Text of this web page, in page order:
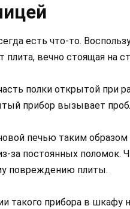
есть что-то.
плита, вечно стоящая на
полки открытой при
прибор вызывает
печью таким образом
за постоянных поломок.
повреждению плиты.
такого прибора в шкафу